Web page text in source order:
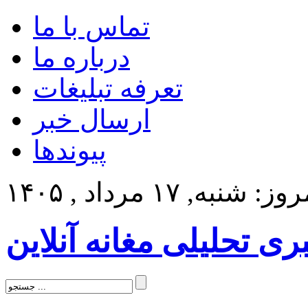
تماس با ما
درباره ما
تعرفه تبلیغات
ارسال خبر
پیوندها
شنبه, ۱۷ مرداد , ۱۴۰۵
تحلیلی مغانه آنلاین